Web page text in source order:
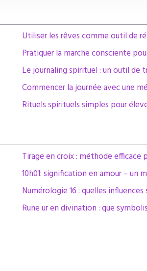
Utiliser les rêves comme outil de
Pratiquer la marche consciente
Le journaling spirituel : un outil de
Commencer la journée avec une
Rituels spirituels simples pour
Tirage en croix : méthode efficace
10h01: signification en amour – un
Numérologie 16 : quelles
Rune ur en divination : que